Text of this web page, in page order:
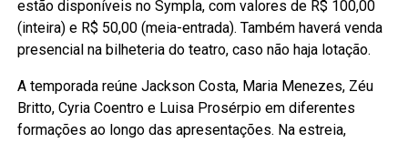
estão disponíveis no Sympla, com valores de R$ 100,00
(inteira) e R$ 50,00 (meia-entrada). Também haverá venda
presencial na bilheteria do teatro, caso não haja lotação.
A temporada reúne Jackson Costa, Maria Menezes, Zéu
Britto, Cyria Coentro e Luisa Prosérpio em diferentes
formações ao longo das apresentações. Na estreia,